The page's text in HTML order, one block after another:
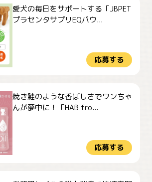
愛犬の毎日をサポートする「JBPET
プラセンタサプリEQパウ...
応募する
焼き鮭のような香ばしさでワンちゃ
んが夢中に！「HAB fro...
応募する